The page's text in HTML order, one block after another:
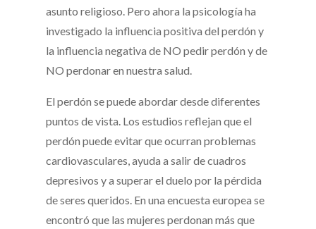
asunto religioso. Pero ahora la psicología ha
investigado la influencia positiva del perdón y
la influencia negativa de NO pedir perdón y de
NO perdonar en nuestra salud.
El perdón se puede abordar desde diferentes
puntos de vista. Los estudios reflejan que el
perdón puede evitar que ocurran problemas
cardiovasculares, ayuda a salir de cuadros
depresivos y a superar el duelo por la pérdida
de seres queridos. En una encuesta europea se
encontró que las mujeres perdonan más que